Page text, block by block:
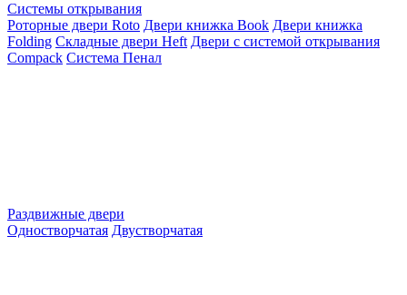
Системы открывания
Роторные двери Roto Двери книжка Book Двери книжка
Folding Складные двери Heft Двери с системой открывания
Compack Система Пенал
Раздвижные двери
Одностворчатая Двустворчатая